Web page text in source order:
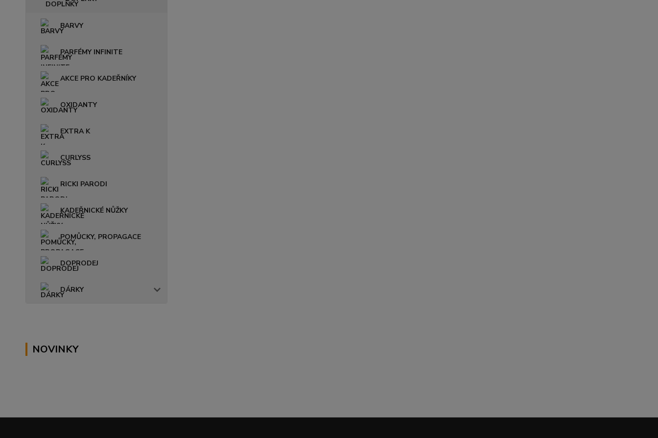
BARVY
PARFÉMY INFINITE
AKCE PRO KADEŘNÍKY
OXIDANTY
EXTRA K
CURLYSS
RICKI PARODI
KADEŘNICKÉ NŮŽKY
POMŮCKY, PROPAGACE
DOPRODEJ
DÁRKY
NOVINKY